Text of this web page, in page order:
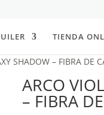
TIENDA
SHADOW – FIBRA DE
ARCO
– FIBRA